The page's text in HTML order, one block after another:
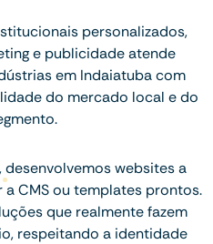
personalizados,
e publicidade atende
em Indaiatuba com
do mercado local e do
desenvolvemos websites a
CMS ou templates prontos.
que realmente fazem
respeitando a identidade